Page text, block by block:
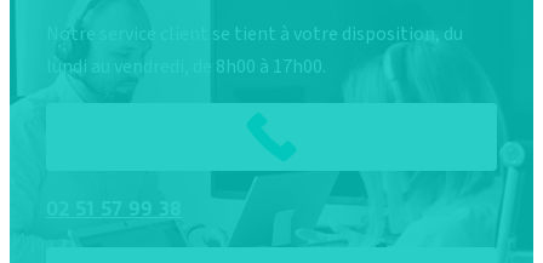
Notre service client se tient à votre disposition, du
lundi au vendredi, de 8h00 à 17h00.
99 38